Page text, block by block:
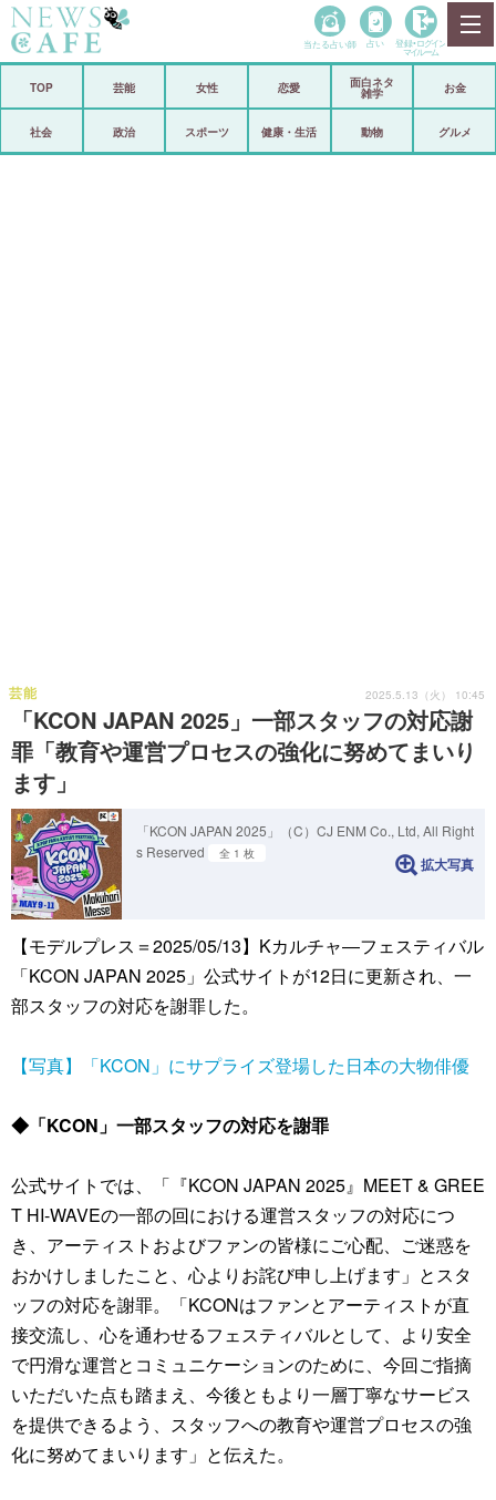
政治
当たる占い師 占い 登録• ログイン
マイルーム
TOP 芸能 女性 恋愛
面白ネタ
雑学
お金
社会 政治 スポーツ 健康・生活 動物 グルメ
「KCON JAPAN 2025」一部スタッフの対応謝
罪「教育や運営プロセスの強化に努めてまいり
ます」
芸能 2025.5.13（火） 10:45
「KCON JAPAN 2025」（C）CJ ENM Co., Ltd, All Right
s Reserved
全 1 枚
拡大写真
【モデルプレス＝2025/05/13】Kカルチャ―フェスティバル
「KCON JAPAN 2025」公式サイトが12日に更新され、一
部スタッフの対応を謝罪した。
【写真】「KCON」にサプライズ登場した日本の大物俳優
◆「KCON」一部スタッフの対応を謝罪
公式サイトでは、「『KCON JAPAN 2025』MEET & GREE
T HI-WAVEの一部の回における運営スタッフの対応につ
き、アーティストおよびファンの皆様にご心配、ご迷惑を
おかけしましたこと、心よりお詫び申し上げます」とスタ
ッフの対応を謝罪。「KCONはファンとアーティストが直
接交流し、心を通わせるフェスティバルとして、より安全
で円滑な運営とコミュニケーションのために、今回ご指摘
いただいた点も踏まえ、今後ともより一層丁寧なサービス
を提供できるよう、スタッフへの教育や運営プロセスの強
化に努めてまいります」と伝えた。